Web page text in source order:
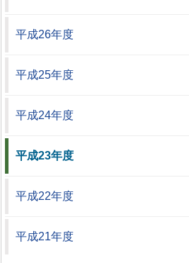
平成26年度
平成25年度
平成24年度
平成23年度
平成22年度
平成21年度